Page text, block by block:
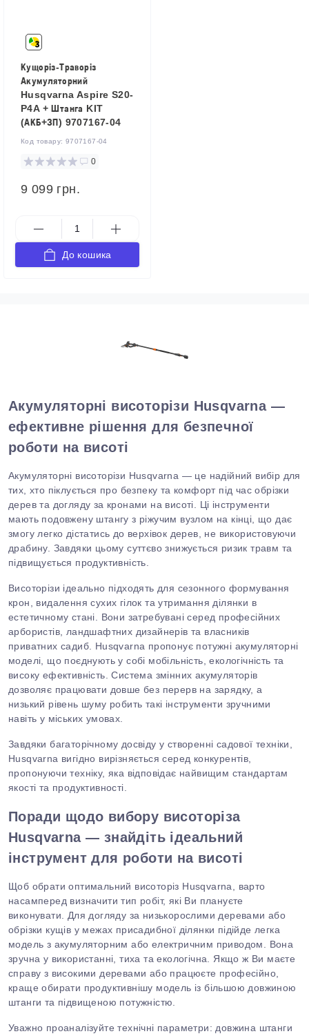
Кущоріз-Траворіз
Акумуляторний
Husqvarna Aspire S20-
P4A + Штанга KIT
(АКБ+ЗП) 9707167-04
Код товару: 9707167-04
0
9 099 грн.
До кошика
Акумуляторні висоторізи Husqvarna —
ефективне рішення для безпечної
роботи на висоті
Акумуляторні висоторізи Husqvarna — це надійний вибір для
тих, хто піклується про безпеку та комфорт під час обрізки
деревта догляду за кронами на висоті. Ці інструменти
мають подовжену штангу з ріжучим вузлом на кінці, що дає
змогу легко дістатись до верхівок дерев, не використовуючи
драбину. Завдяки цьому суттєво знижується ризик травм та
підвищується продуктивність.
Висоторізи ідеально підходять для сезонного формування
крон, видалення сухих гілокта утримання ділянки в
естетичному стані. Вони затребувані серед професійних
арбористів, ландшафтних дизайнерів та власників
приватних садиб. Husqvarna пропонує потужні акумуляторні
моделі, що поєднують у собі мобільність, екологічність та
високу ефективність. Система змінних акумуляторів
дозволяє працювати довше без перерв на зарядку, а
низький рівень шуму робить такі інструменти зручними
навіть у міських умовах.
Завдяки багаторічному досвіду у створенні садової техніки,
Husqvarna вигідно вирізняється серед конкурентів,
пропонуючи техніку, яка відповідає найвищим стандартам
якості та продуктивності.
Поради щодо вибору висоторіза
Husqvarna — знайдіть ідеальний
інструмент для роботи на висоті
Щоб обрати оптимальний висоторіз Husqvarna, варто
насамперед визначити тип робіт, які Ви плануєте
виконувати. Для догляду за низькорослими деревами або
обрізки кущів у межах присадибної ділянки підійде легка
модель з акумуляторним або електричним приводом. Вона
зручна у використанні, тиха та екологічна. Якщо ж Ви маєте
справу з високими деревами або працюєте професійно,
краще обирати продуктивнішу модель із більшою довжиною
штанги та підвищеною потужністю.
Уважно проаналізуйте технічні параметри: довжина штанги